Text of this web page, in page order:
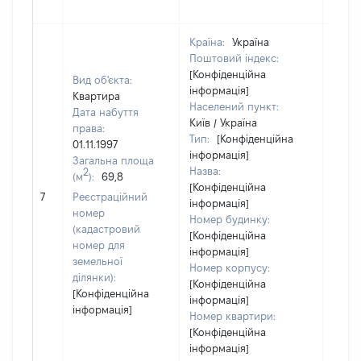
7
Вид об'єкта:
Квартира
Дата набуття
права:
01.11.1997
Загальна площа
(м2):
69,8
Реєстраційний
номер
(кадастровий
номер для
земельної
ділянки):
[Конфіденційна
інформація]
Країна:
Україна
Поштовий індекс:
[Конфіденційна
інформація]
Населений пункт:
Київ / Україна
Тип:
[Конфіденційна
інформація]
Назва:
[Конфіденційна
інформація]
Номер будинку:
[Конфіденційна
інформація]
Номер корпусу:
[Конфіденційна
інформація]
Номер квартири:
[Конфіденційна
інформація]